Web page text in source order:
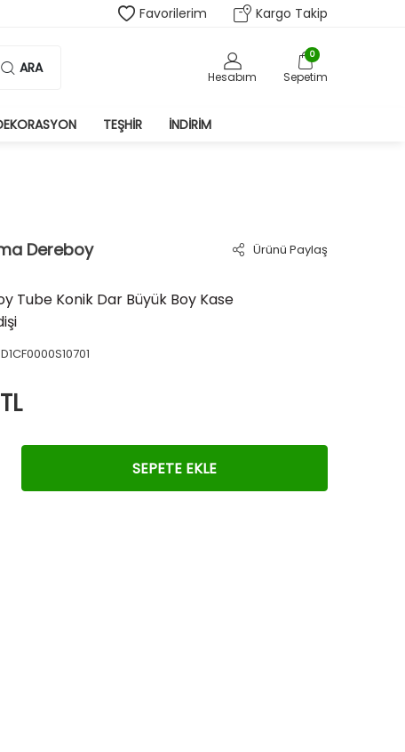
Favorilerim Kargo Takip
ARA Hesabım
0
Sepetim
TEŞHIR İNDIRIM
Dereboy Ürünü Paylaş
Tube Konik Dar Büyük Boy Kase
TL
SEPETE EKLE